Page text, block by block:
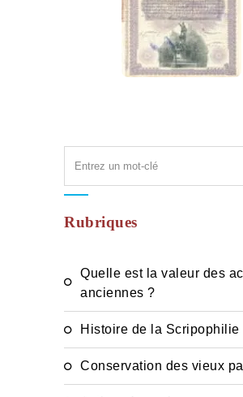
Rubriques
Quelle est la valeur des actions
anciennes ?
Histoire de la Scripophilie
Conservation des vieux